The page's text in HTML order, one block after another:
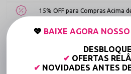
15% OFF para Compras Acima
Tabela de medidas
Compartilhe:
💖 BAIXE AGORA
✔ OFERTAS
✔ NOVIDADES ANTES